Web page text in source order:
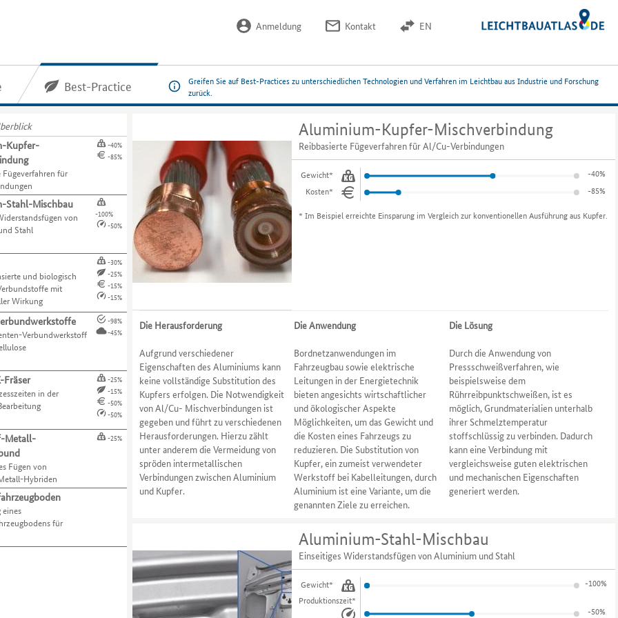
Best-Practice
Greifen Sie auf Best-Practices zu unterschiedlichen Technologien und Verfahren im Leichtbau aus Industrie und Forschung
zurück.
Anmeldung Kontakt EN
Kupfer-
Fügeverfahren für
-40%
-85%
Stahl-Mischbau
von
Stahl
-100%
-50%
und biologisch
mit
Wirkung
-30%
-25%
-15%
-15%
Verbundwerkstoff
-98%
-45%
Fräser
in der
-25%
-15%
-50%
-50%
Metall-
Fügen von
Hybriden
-25%
für
Aluminium-Kupfer-Mischverbindung
Reibbasierte Fügeverfahren für Al/Cu-Verbindungen
Gewicht*
-40%
Kosten*
-85%
* Im Beispiel erreichte Einsparung im Vergleich zur konventionellen Ausführung aus Kupfer.
Die Herausforderung
Aufgrund verschiedener
Eigenschaften des Aluminiums kann
keine vollständige Substitution des
Kupfers erfolgen. Die Notwendigkeit
von Al/Cu- Mischverbindungen ist
gegeben und führt zu verschiedenen
Herausforderungen. Hierzu zählt
unter anderem die Vermeidung von
spröden intermetallischen
Verbindungen zwischen Aluminium
und Kupfer.
Die Anwendung
Bordnetzanwendungen im
Fahrzeugbau sowie elektrische
Leitungen in der Energietechnik
bieten angesichts wirtschaftlicher
und ökologischer Aspekte
Möglichkeiten, um das Gewicht und
die Kosten eines Fahrzeugs zu
reduzieren. Die Substitution von
Kupfer, ein zumeist verwendeter
Werkstoff bei Kabelleitungen, durch
Aluminium ist eine Variante, um die
genannten Ziele zu erreichen.
Die Lösung
Durch die Anwendung von
Pressschweißverfahren, wie
beispielsweise dem
Rührreibpunktschweißen, ist es
möglich, Grundmaterialien unterhalb
ihrer Schmelztemperatur
stoffschlüssig zu verbinden. Dadurch
kann eine Verbindung mit
vergleichsweise guten elektrischen
und mechanischen Eigenschaften
generiert werden.
Aluminium-Stahl-Mischbau
Einseitiges Widerstandsfügen von Aluminium und Stahl
Gewicht*
-100%
Produktionszeit*
-50%